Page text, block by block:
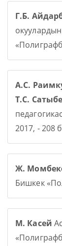
Г.Б.
А.С.
Т.С.
2017, - 208
Ж.
Бишкек
М. Касей